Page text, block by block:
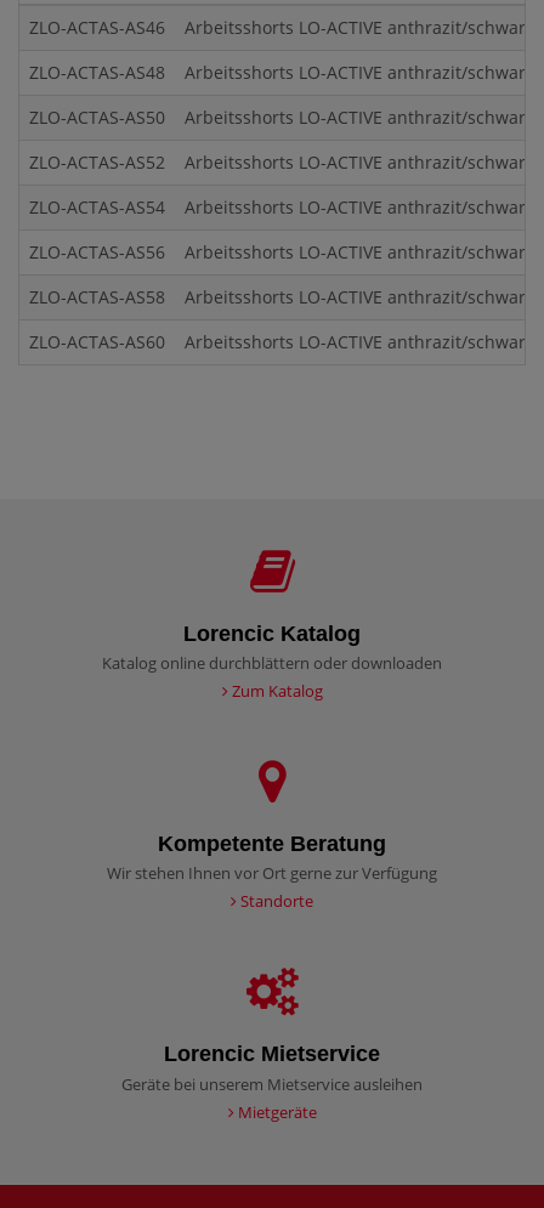
ZLO-ACTAS-AS46
Arbeitsshorts LO-ACTIVE anthrazit/schwarz
ZLO-ACTAS-AS48
Arbeitsshorts LO-ACTIVE anthrazit/schwarz
ZLO-ACTAS-AS50
Arbeitsshorts LO-ACTIVE anthrazit/schwarz
ZLO-ACTAS-AS52
Arbeitsshorts LO-ACTIVE anthrazit/schwarz
ZLO-ACTAS-AS54
Arbeitsshorts LO-ACTIVE anthrazit/schwarz
ZLO-ACTAS-AS56
Arbeitsshorts LO-ACTIVE anthrazit/schwarz
ZLO-ACTAS-AS58
Arbeitsshorts LO-ACTIVE anthrazit/schwarz
ZLO-ACTAS-AS60
Arbeitsshorts LO-ACTIVE anthrazit/schwarz
Lorencic Katalog
Katalog online durchblättern oder downloaden
Zum Katalog
Kompetente Beratung
Wir stehen Ihnen vor Ort gerne zur Verfügung
Standorte
Lorencic Mietservice
Geräte bei unserem Mietservice ausleihen
Mietgeräte